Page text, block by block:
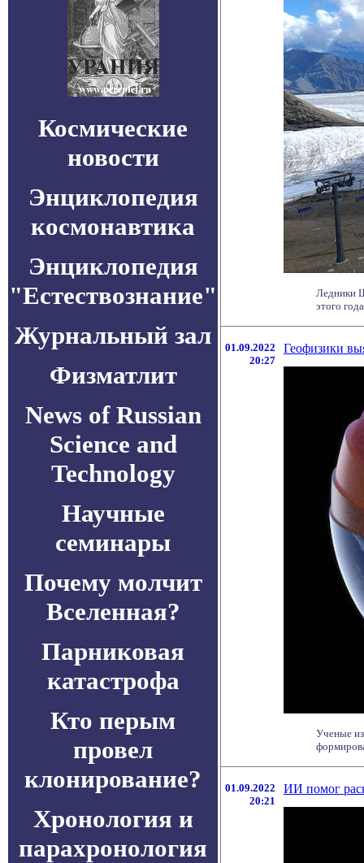
Космические
новости
Энциклопедия
космонавтика
Энциклопедия
"Естествознание"
Журнальный зал
Физматлит
News of Russian
Science and
Technology
Научные
семинары
Почему молчит
Вселенная?
Парниковая
катастрофа
Кто перым
провел
клонирование?
Хронология и
парахронология
Ледники
этого
01.09.2022
20:27
Геофизики
Ученые
01.09.2022
20:21
ИИ помог